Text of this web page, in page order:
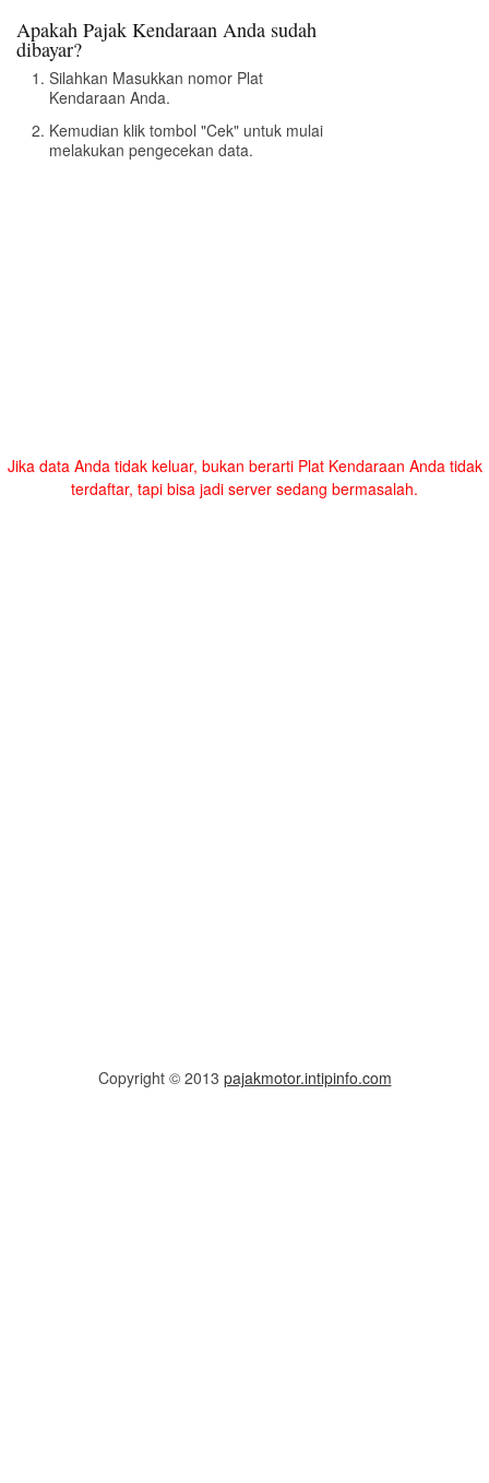
Apakah Pajak Kendaraan Anda sudah
dibayar?
Silahkan Masukkan nomor Plat
Kendaraan Anda.
Kemudian klik tombol "Cek" untuk mulai
melakukan pengecekan data.
Jika data Anda tidak keluar, bukan berarti Plat Kendaraan Anda tidak
terdaftar, tapi bisa jadi server sedang bermasalah.
Copyright © 2013 pajakmotor.intipinfo.com